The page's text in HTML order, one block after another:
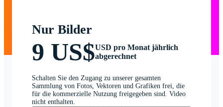
Nur Bilder
9 US$USD pro Monat jährlich
abgerechnet
Schalten Sie den Zugang zu unserer gesamten
Sammlung von Fotos, Vektoren und Grafiken frei, die
für die kommerzielle Nutzung freigegeben sind. Video
nicht enthalten.